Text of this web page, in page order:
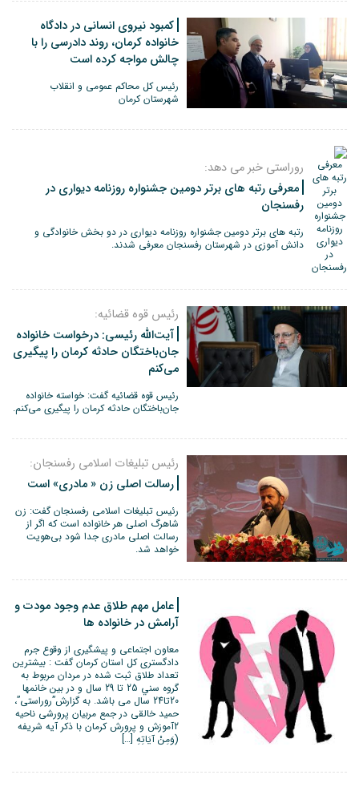
کمبود نیروی انسانی در دادگاه
خانواده کرمان، روند دادرسی را با
چالش مواجه کرده است
رئیس کل محاکم عمومی و انقلاب
شهرستان کرمان
روراستی خبر می دهد:
معرفی رتبه های برتر دومین جشنواره روزنامه دیواری در
رفسنجان
رتبه های برتر دومین جشنواره روزنامه دیواری در دو بخش خانوادگی و
دانش آموزی در شهرستان رفسنجان معرفی شدند.
رئیس قوه قضائیه:
آیت‌الله رئیسی: درخواست خانواده
جان‌باختگان حادثه کرمان را پیگیری
می‌کنم
رئیس قوه قضائیه گفت: خواسته خانواده
جان‌باختگان حادثه کرمان را پیگیری می‌کنم.
رئیس تبلیغات اسلامی رفسنجان:
رسالت اصلی زن « مادری» است
رئیس تبلیغات اسلامی رفسنجان گفت: زن
شاهرگ اصلی هر خانواده است که اگر از
رسالت اصلی مادری جدا شود بی‌هویت
خواهد شد.
عامل مهم طلاق عدم وجود مودت و
آرامش در خانواده ها
معاون اجتماعی و پیشگیری از وقوع جرم
دادگستری کل استان کرمان گفت : بيشترين
تعداد طلاق ثبت شده در مردان مربوط به
گروه سني 25 تا 29 سال و در بین خانمها
20تا24 سال می باشد. به گزارش”روراستی”،
حمید خالقی در جمع مربیان پرورشی ناحیه
2آموزش و پرورش کرمان با ذکر آیه شریفه
(وَمِنْ آيَاتِهِ […]